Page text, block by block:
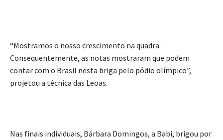
“Mostramos o nosso crescimento na quadra.
Consequentemente, as notas mostraram que podem
contar com o Brasil nesta briga pelo pódio olímpico”,
projetou a técnica das Leoas.
Nas finais individuais, Bárbara Domingos, a Babi, brigou por